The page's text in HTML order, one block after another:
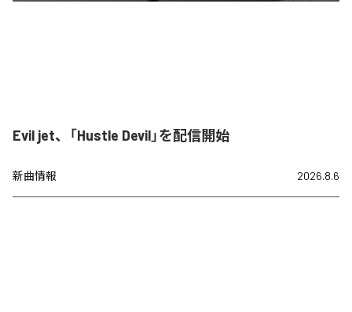
Evil jet、「Hustle Devil」を配信開始
新曲情報 2026.8.6